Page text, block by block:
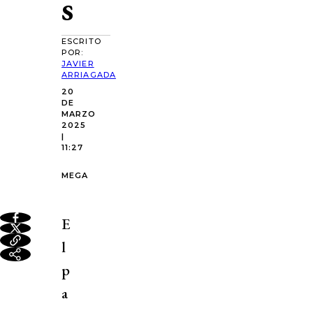
ESCRITO
POR:
JAVIER
ARRIAGADA
20
DE
MARZO
2025
|
11:27
MEGA
E
l
p
a